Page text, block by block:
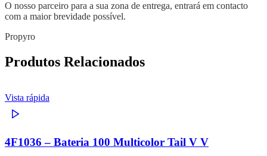
O nosso parceiro para a sua zona de entrega, entrará em contacto
com a maior brevidade possível.
Propyro
Produtos Relacionados
Vista rápida
4F1036 – Bateria 100 Multicolor Tail V V